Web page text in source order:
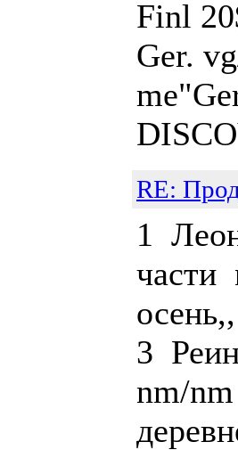
Finl
Ger.
RE:
1
части
3
nm/